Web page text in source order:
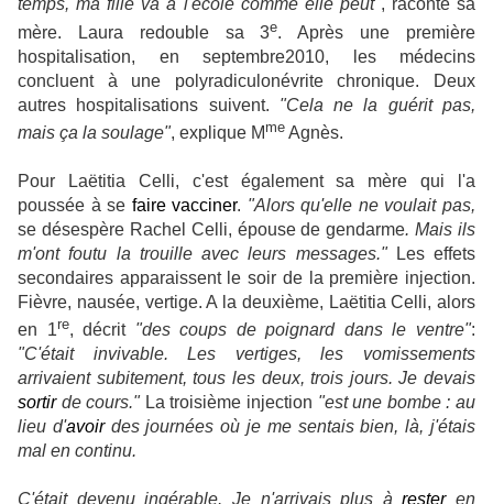
temps, ma fille va à l'école comme elle peut", raconte sa
mère. Laura redouble sa 3e. Après une première
hospitalisation, en septembre2010, les médecins
concluent à une polyradiculonévrite chronique. Deux
autres hospitalisations suivent. "Cela ne la guérit pas,
mais ça la soulage", explique M me Agnès.
Pour Laëtitia Celli, c'est également sa mère qui l'a
poussée à se faire vacciner. "Alors qu'elle ne voulait pas,
se désespère Rachel Celli, épouse de gendarme. Mais ils
m'ont foutu la trouille avec leurs messages."Les effets
secondaires apparaissent le soir de la première injection.
Fièvre, nausée, vertige. A la deuxième, Laëtitia Celli, alors
en 1re, décrit "des coups de poignard dans le ventre":
"C'était invivable. Les vertiges, les vomissements
arrivaient subitement, tous les deux, trois jours. Je devais
sortirde cours."La troisième injection "est une bombe : au
lieu d'avoirdes journées où je me sentais bien, là, j'étais
mal en continu.
C'était devenu ingérable. Je n'arrivais plus àresteren